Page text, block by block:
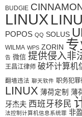
BUDGIE
LINUX
POPOS QQ SOLUS
WILMA WPS ZORIN
告 微信 提供侵入非
王昌江律师 破坏计算机
翻墙违法 聊天软件 职务犯罪
LINUX 薄荷定制 薄
牙杰夫 西班牙移民
法控制计算机信息系统罪 非